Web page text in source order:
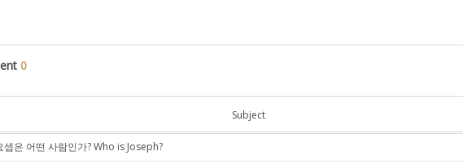
0
Subject
셉은 어떤 사람인가? Who is Joseph?